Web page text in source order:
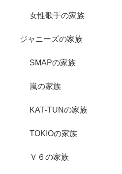
女性歌手の家族
ジャニーズの家族
SMAPの家族
嵐の家族
KAT‐TUNの家族
TOKIOの家族
Ｖ６の家族